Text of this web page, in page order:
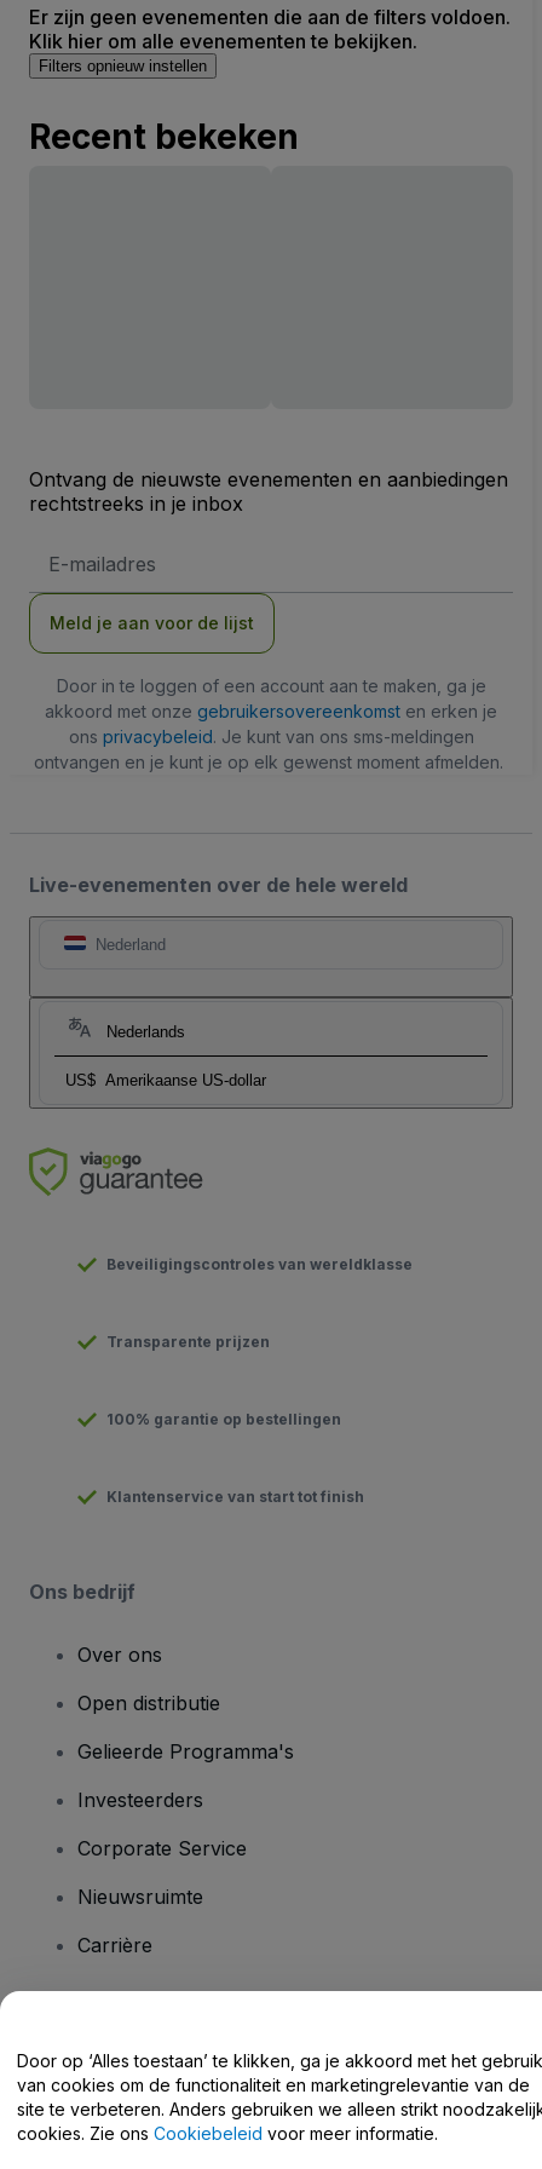
Er zijn geen evenementen die aan de filters voldoen.
Klik hier om alle evenementen te bekijken.
Filters opnieuw instellen
Recent bekeken
Ontvang de nieuwste evenementen en aanbiedingen
rechtstreeks in je inbox
mailadres
Meld je aan voor de lijst
Door in te loggen of een account aan te maken, ga je
akkoord met onze gebruikersovereenkomst en erken je
ons privacybeleid. Je kunt van ons sms-meldingen
ontvangen en je kunt je op elk gewenst moment afmelden.
Live-evenementen over de hele wereld
Nederland
Nederlands
US$ Amerikaanse US-dollar
Beveiligingscontroles van wereldklasse
Transparente prijzen
100% garantie op bestellingen
Klantenservice van start tot finish
Ons bedrijf
Over ons
Open distributie
Gelieerde Programma's
Investeerders
Corporate Service
Nieuwsruimte
Carrière
Helpcentrum / Neem Contact Met Ons Op
Door op ‘Alles toestaan’ te klikken, ga je akkoord met het gebruik
van cookies om de functionaliteit en marketingrelevantie van de
site te verbeteren. Anders gebruiken we alleen strikt
cookies. Zie ons Cookiebeleid voor meer informatie.